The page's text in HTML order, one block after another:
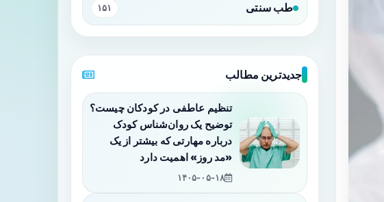
طب سنتی ۱۵۱
جدیدترین مطالب
تنظیم عاطفی در کودکان چیست؟
توضیح یک روان‌شناس کودک
درباره مهارتی که بیشتر از یک
«مد روز» اهمیت دارد
۱۴۰۵-۰۵-۱۸